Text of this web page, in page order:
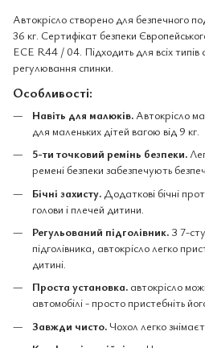
Автокрісло створено для безпечного
36 кг. Сертифікат безпеки
ECE R44 / 04. Підходить для всіх
регулювання спинки.
Особливості:
Навіть для малюків. Автокрісло
для маленьких дітей вагою від 9 кг.
5-ти точковий ремінь безпеки.
ремені безпеки забезпечують
Бічні захисту. Додаткові бічні
голови і плечей дитини.
Регульований підголівник. З 7-
підголівника, автокрісло легко
дитині.
Проста установка. автокрісло
автомобілі - просто пристебніть
Завжди чисто. Чохол легко